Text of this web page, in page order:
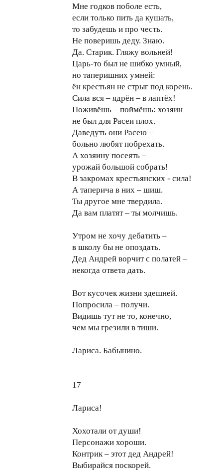
Мне годков поболе есть,
если только пить да кушать,
то забудешь и про честь.
Не поверишь деду. Знаю.
Да. Старик. Гляжу вольней!
Царь-то был не шибко умный,
но таперишних умней:
ён крестьян не стрыг под корень.
Сила вся – ядрён – в лаптёх!
Поживёшь – поймёшь: хозяин
не был для Расеи плох.
Даведуть они Расею –
больно любят побрехать.
А хозяину посеять –
урожай большой собрать!
В закромах крестьянских - сила!
А таперича в них – шиш.
Ты другое мне твердила.
Да вам платят – ты молчишь.
Утром не хочу дебатить –
в школу бы не опоздать.
Дед Андрей ворчит с полатей –
некогда ответа дать.
Вот кусочек жизни здешней.
Попросила – получи.
Видишь тут не то, конечно,
чем мы грезили в тиши.
Лариса. Бабынино.
17
Лариса!
Хохотали от души!
Персонажи хороши.
Контрик – этот дед Андрей!
Выбирайся поскорей.